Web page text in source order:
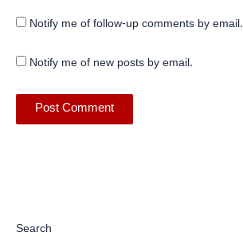
Notify me of follow-up comments by email.
Notify me of new posts by email.
Search